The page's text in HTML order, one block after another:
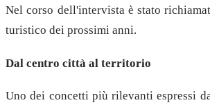
Nel corso dell'intervista è stato
turistico dei prossimi anni.
Dal centro città al territorio
Uno dei concetti più rilevanti espressi